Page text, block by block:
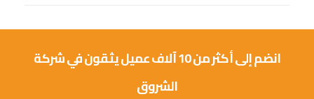
انضم إلى أكثر من 10 آلاف عميل يثقون في شركة
الشروق